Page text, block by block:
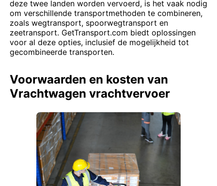
deze twee landen worden vervoerd, is het vaak nodig
om verschillende transportmethoden te combineren,
zoals wegtransport, spoorwegtransport en
zeetransport. GetTransport.com biedt oplossingen
voor al deze opties, inclusief de mogelijkheid tot
gecombineerde transporten.
Voorwaarden en kosten van
Vrachtwagen vrachtvervoer